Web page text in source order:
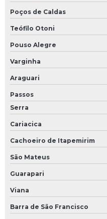
Poços de Caldas
Teófilo Otoni
Pouso Alegre
Varginha
Araguari
Passos
Serra
Cariacica
Cachoeiro de Itapemirim
São Mateus
Guarapari
Viana
Barra de São Francisco